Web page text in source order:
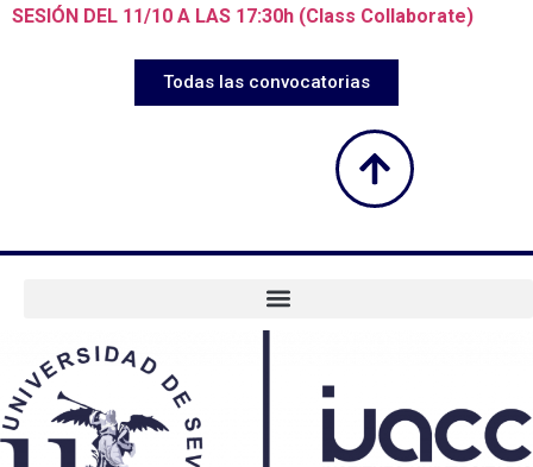
SESIÓN DEL 11/10 A LAS 17:30h (Class Collaborate)
Todas las convocatorias